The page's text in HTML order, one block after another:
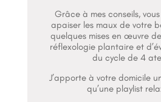
Grâce à mes conseils,
apaiser les maux de votre
quelques mises en œuvre
réflexologie plantaire et
du cycle de 4
J’apporte à votre domicile
qu’une playlist